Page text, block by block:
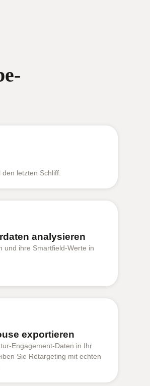
-
letzten Schliff.
analysieren
und ihre Smartfield-Werte in
exportieren
Engagement-Daten in Ihr
Sie Retargeting mit echten